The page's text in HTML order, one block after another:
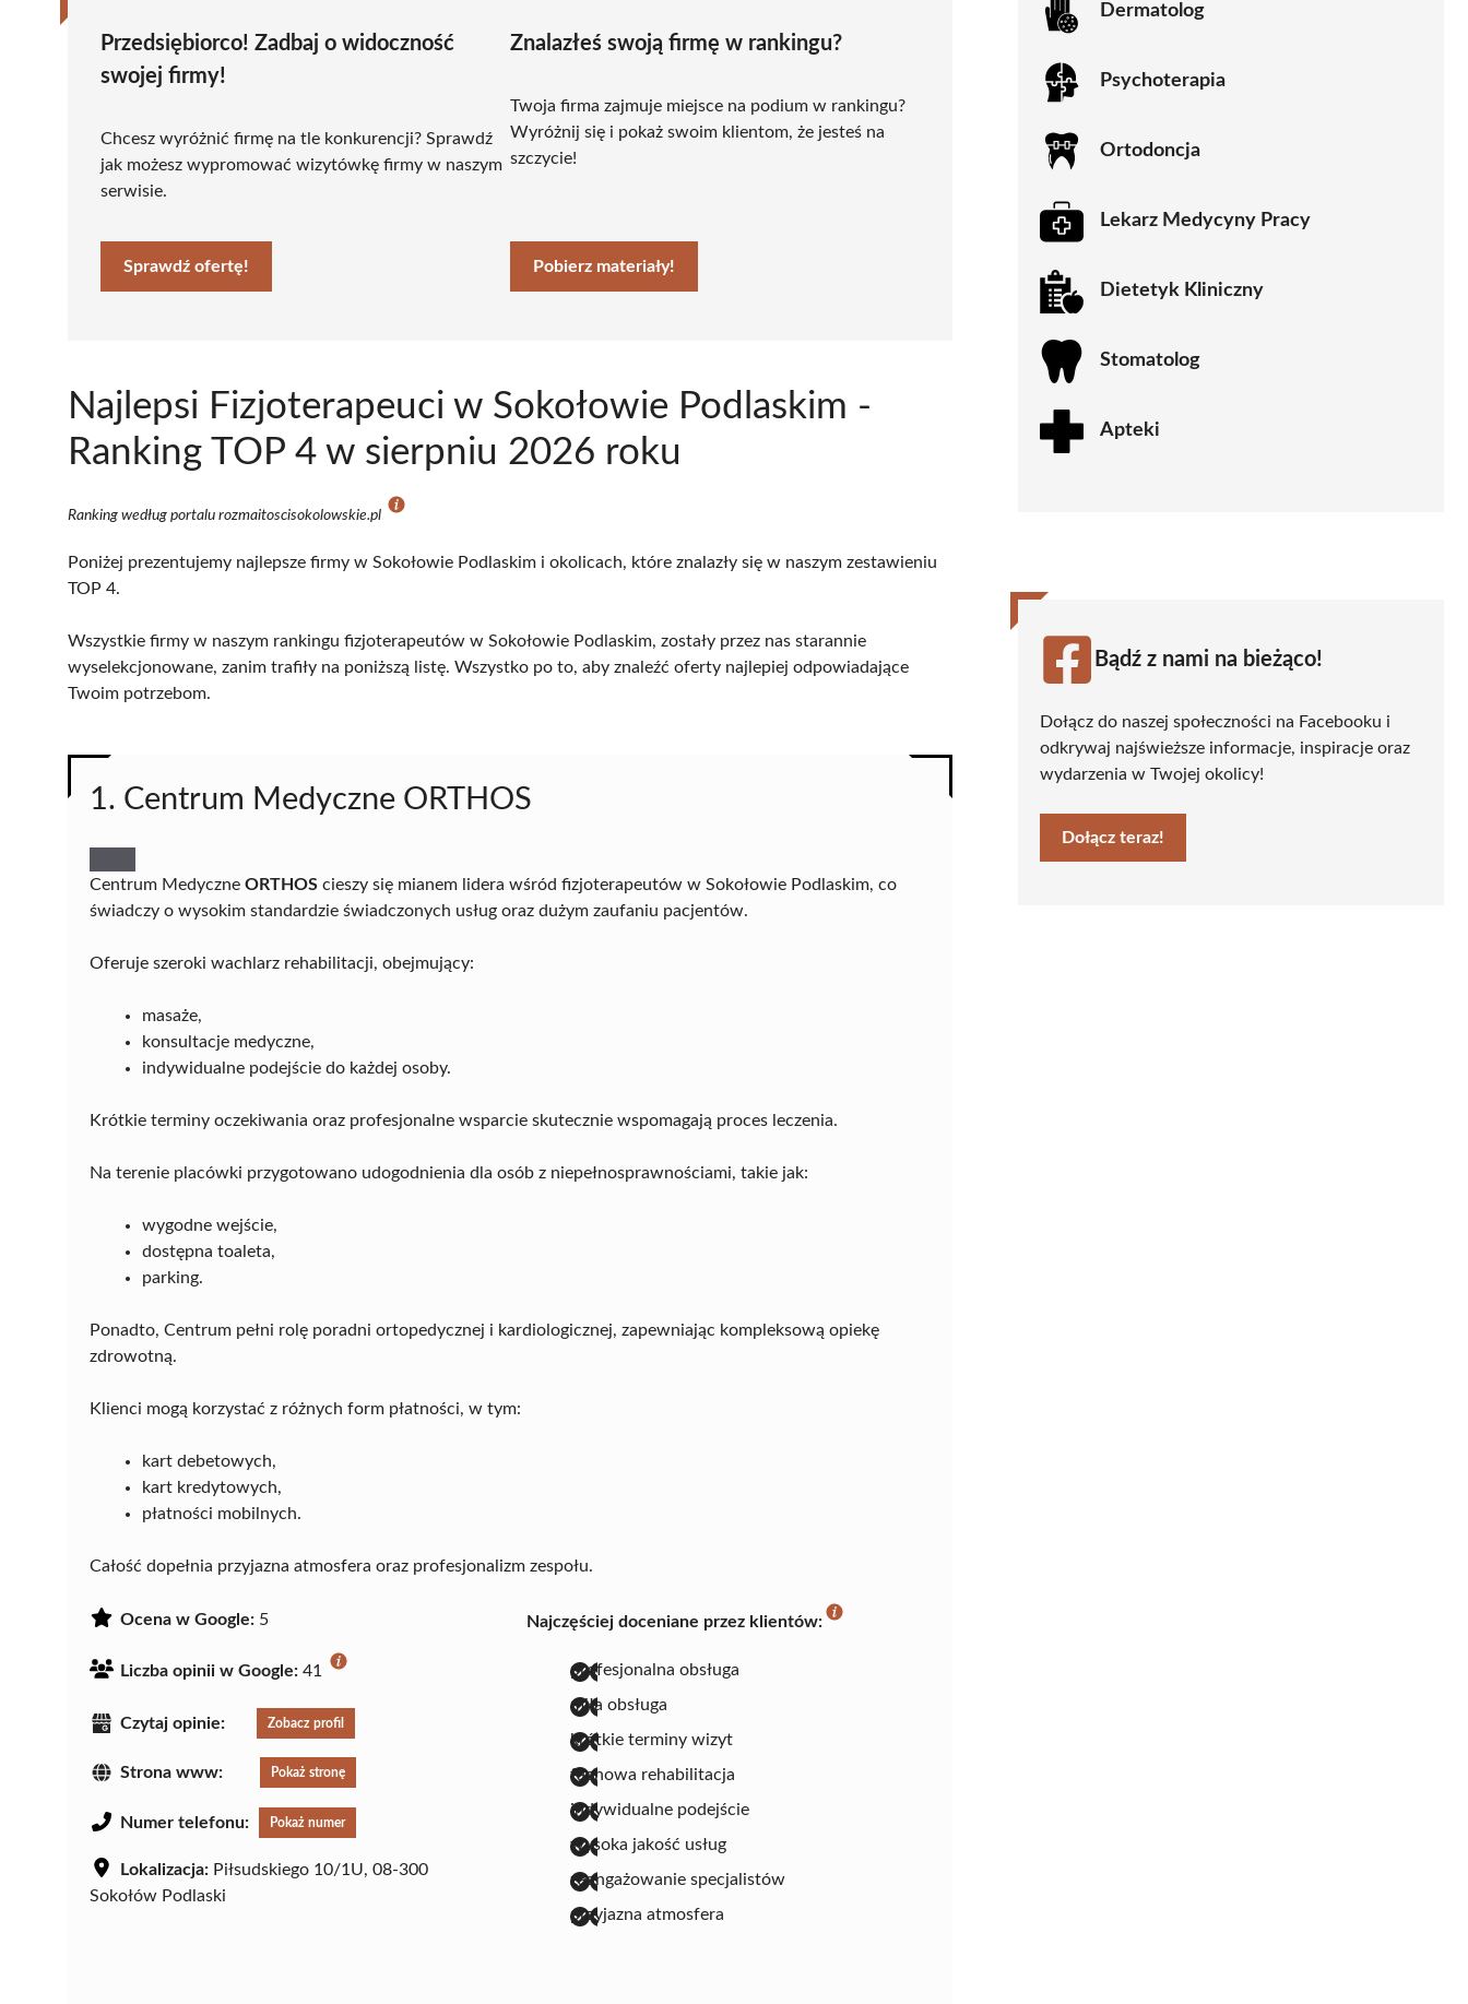
Przedsiębiorco! Zadbaj o widoczność
swojej firmy!
Chcesz wyróżnić firmę na tle konkurencji? Sprawdź
jak możesz wypromować wizytówkę firmy w naszym
serwisie.
Sprawdź ofertę!
Znalazłeś swoją firmę w rankingu?
Twoja firma zajmuje miejsce na podium w rankingu?
Wyróżnij się i pokaż swoim klientom, że jesteś na
szczycie!
Pobierz materiały!
Najlepsi Fizjoterapeuci w Sokołowie Podlaskim -
Ranking TOP 4 w sierpniu 2026 roku
Ranking według portalu rozmaitoscisokolowskie.pl
Poniżej prezentujemy najlepsze firmy w Sokołowie Podlaskim i okolicach, które znalazły się w naszym zestawieniu
TOP 4.
Wszystkie firmy w naszym rankingu fizjoterapeutów w Sokołowie Podlaskim, zostały przez nas starannie
wyselekcjonowane, zanim trafiły na poniższą listę. Wszystko po to, aby znaleźć oferty najlepiej odpowiadające
Twoim potrzebom.
1. Centrum Medyczne ORTHOS
Centrum Medyczne ORTHOS cieszy się mianem lidera wśród fizjoterapeutów w Sokołowie Podlaskim, co
świadczy o wysokim standardzie świadczonych usług oraz dużym zaufaniu pacjentów.
Oferuje szeroki wachlarz rehabilitacji, obejmujący:
masaże,
konsultacje medyczne,
indywidualne podejście do każdej osoby.
Krótkie terminy oczekiwania oraz profesjonalne wsparcie skutecznie wspomagają proces leczenia.
Na terenie placówki przygotowano udogodnienia dla osób z niepełnosprawnościami, takie jak:
wygodne wejście,
dostępna toaleta,
parking.
Ponadto, Centrum pełni rolę poradni ortopedycznej i kardiologicznej, zapewniając kompleksową opiekę
zdrowotną.
Klienci mogą korzystać z różnych form płatności, w tym:
kart debetowych,
kart kredytowych,
płatności mobilnych.
Całość dopełnia przyjazna atmosfera oraz profesjonalizm zespołu.
Ocena w Google: 5
Liczba opinii w Google: 41
Czytaj opinie: Zobacz profil
Strona www: Pokaż stronę
Numer telefonu: Pokaż numer
Lokalizacja: Piłsudskiego 10/1U, 08-300
Sokołów Podlaski
Najczęściej doceniane przez klientów:
profesjonalna obsługa
miła obsługa
krótkie terminy wizyt
fachowa rehabilitacja
indywidualne podejście
wysoka jakość usług
zaangażowanie specjalistów
przyjazna atmosfera
Dermatolog
Psychoterapia
Ortodoncja
Lekarz Medycyny Pracy
Dietetyk Kliniczny
Stomatolog
Apteki
Bądź z nami na bieżąco!
Dołącz do naszej społeczności na Facebooku i
odkrywaj najświeższe informacje, inspiracje oraz
wydarzenia w Twojej okolicy!
Dołącz teraz!